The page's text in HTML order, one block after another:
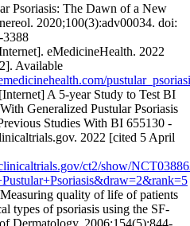
Psoriasis: The Dawn of a New
2020;100(3):adv00034. doi:
3388
eMedicineHealth. 2022
Available
A 5-year Study to Test BI
Generalized Pustular Psoriasis
Studies With BI 655130 -
2022 [cited 5 April
ct2/show/
quality of life of patients
types of psoriasis using the SF-
Dermatology. 2006;154(5):844-